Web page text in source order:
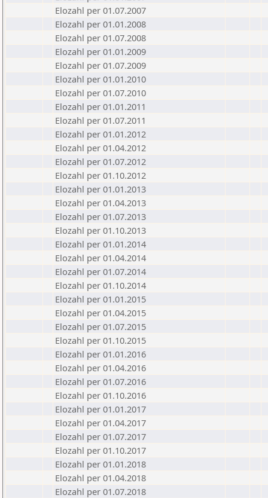
Elozahl per 01.07.2007
Elozahl per 01.01.2008
Elozahl per 01.07.2008
Elozahl per 01.01.2009
Elozahl per 01.07.2009
Elozahl per 01.01.2010
Elozahl per 01.07.2010
Elozahl per 01.01.2011
Elozahl per 01.07.2011
Elozahl per 01.01.2012
Elozahl per 01.04.2012
Elozahl per 01.07.2012
Elozahl per 01.10.2012
Elozahl per 01.01.2013
Elozahl per 01.04.2013
Elozahl per 01.07.2013
Elozahl per 01.10.2013
Elozahl per 01.01.2014
Elozahl per 01.04.2014
Elozahl per 01.07.2014
Elozahl per 01.10.2014
Elozahl per 01.01.2015
Elozahl per 01.04.2015
Elozahl per 01.07.2015
Elozahl per 01.10.2015
Elozahl per 01.01.2016
Elozahl per 01.04.2016
Elozahl per 01.07.2016
Elozahl per 01.10.2016
Elozahl per 01.01.2017
Elozahl per 01.04.2017
Elozahl per 01.07.2017
Elozahl per 01.10.2017
Elozahl per 01.01.2018
Elozahl per 01.04.2018
Elozahl per 01.07.2018